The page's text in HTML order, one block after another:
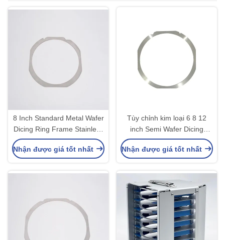
8 Inch Standard Metal Wafer
Dicing Ring Frame Stainless
Steel cho bán dẫn OEM /
ODM
Nhận được giá tốt nhất
Tùy chỉnh kim loại 6 8 12
inch Semi Wafer Dicing
Frame Ring Kim loại Ring
Wafer Frame
Nhận được giá tốt nhất